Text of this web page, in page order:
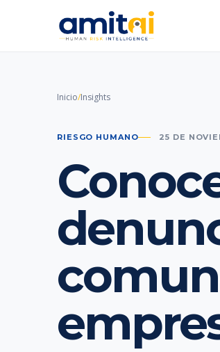
Inicio/Insights
RIESGO HUMANO 25 DE